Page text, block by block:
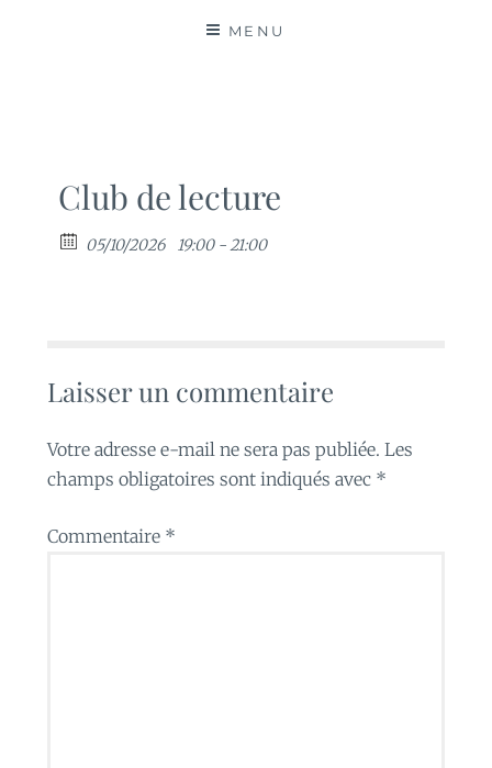
MENU
Club de lecture
05/10/2026 19:00 - 21:00
Laisser un commentaire
Votre adresse e-mail ne sera pas publiée. Les
champs obligatoires sont indiqués avec *
Commentaire *